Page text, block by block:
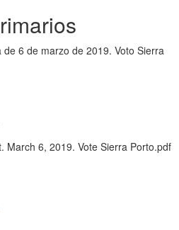
6 de marzo de 2019. Voto Sierra
March 6, 2019. Vote Sierra Porto.pdf